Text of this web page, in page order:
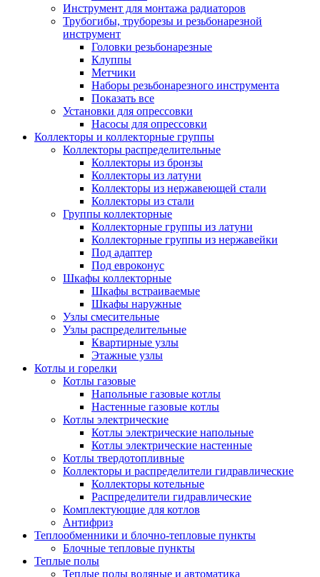
Инструмент для монтажа радиаторов
Трубогибы, труборезы и резьбонарезной
инструмент
Головки резьбонарезные
Клуппы
Метчики
Наборы резьбонарезного инструмента
Показать все
Установки для опрессовки
Насосы для опрессовки
Коллекторы и коллекторные группы
Коллекторы распределительные
Коллекторы из бронзы
Коллекторы из латуни
Коллекторы из нержавеющей стали
Коллекторы из стали
Группы коллекторные
Коллекторные группы из латуни
Коллекторные группы из нержавейки
Под адаптер
Под евроконус
Шкафы коллекторные
Шкафы встраиваемые
Шкафы наружные
Узлы смесительные
Узлы распределительные
Квартирные узлы
Этажные узлы
Котлы и горелки
Котлы газовые
Напольные газовые котлы
Настенные газовые котлы
Котлы электрические
Котлы электрические напольные
Котлы электрические настенные
Котлы твердотопливные
Коллекторы и распределители гидравлические
Коллекторы котельные
Распределители гидравлические
Комплектующие для котлов
Антифриз
Теплообменники и блочно-тепловые пункты
Блочные тепловые пункты
Теплые полы
Теплые полы водяные и автоматика